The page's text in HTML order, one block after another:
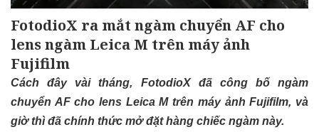
FotodioX ra mắt ngàm chuyển AF cho
lens ngàm Leica M trên máy ảnh
Fujifilm
Cách đây vài tháng, FotodioX đã công bố ngàm
chuyển AF cho lens Leica M trên máy ảnh Fujifilm, và
giờ thì đã chính thức mở đặt hàng chiếc ngàm này.